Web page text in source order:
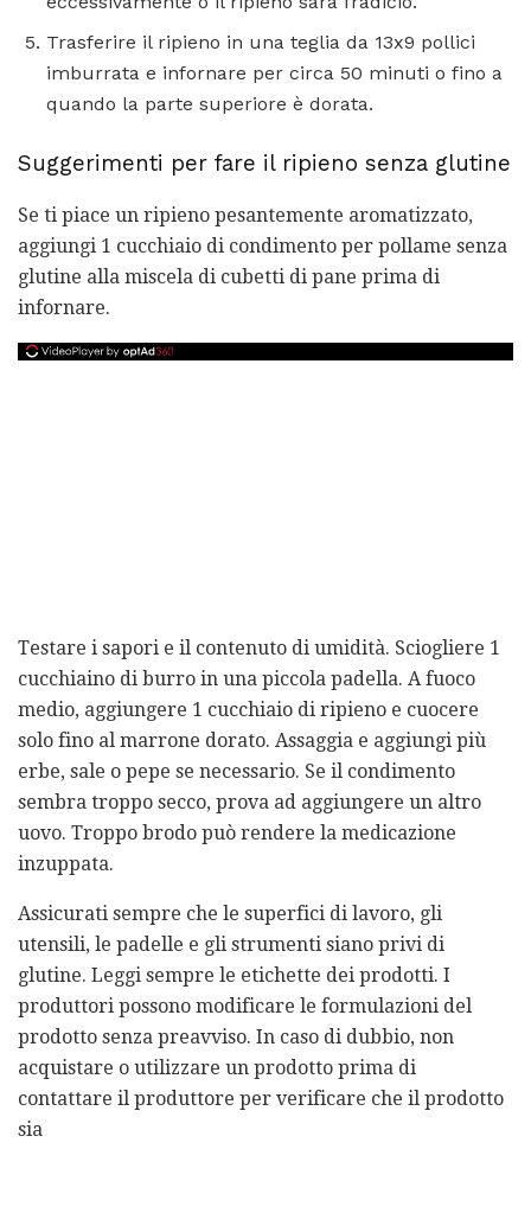
Trasferire il ripieno in una teglia da 13x9 pollici
imburrata e infornare per circa 50 minuti o fino a
quando la parte superiore è dorata.
Suggerimenti per fare il ripieno senza glutine
Se ti piace un ripieno pesantemente aromatizzato,
aggiungi 1 cucchiaio di condimento per pollame senza
glutine alla miscela di cubetti di pane prima di
infornare.
Testare i sapori e il contenuto di umidità. Sciogliere 1
cucchiaino di burro in una piccola padella. A fuoco
medio, aggiungere 1 cucchiaio di ripieno e cuocere
solo fino al marrone dorato. Assaggia e aggiungi più
erbe, sale o pepe se necessario. Se il condimento
sembra troppo secco, prova ad aggiungere un altro
uovo. Troppo brodo può rendere la medicazione
inzuppata.
Assicurati sempre che le superfici di lavoro, gli
utensili, le padelle e gli strumenti siano privi di
glutine. Leggi sempre le etichette dei prodotti. I
produttori possono modificare le formulazioni del
prodotto senza preavviso. In caso di dubbio, non
acquistare o utilizzare un prodotto prima di
contattare il produttore per verificare che il prodotto
sia